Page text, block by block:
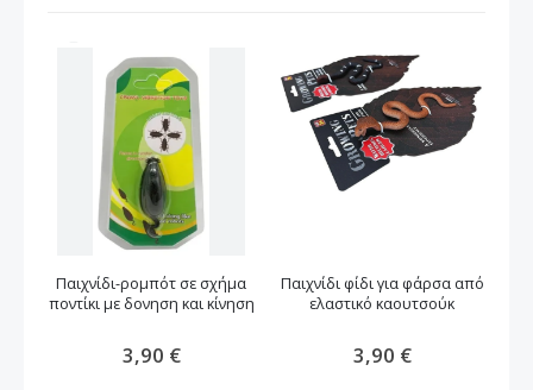
Παιχνίδι-ρομπότ σε σχήμα
ποντίκι με δονηση και κίνηση
3,90 €
Παιχνίδι φίδι για φάρσα από
ελαστικό καουτσούκ
3,90 €